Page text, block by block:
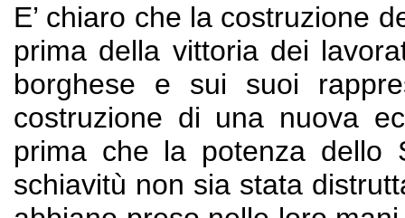
E’ chiaro che la costruzione
prima della vittoria dei
borghese e sui suoi
costruzione di una nuova
prima che la potenza dello
schiavitù non sia stata